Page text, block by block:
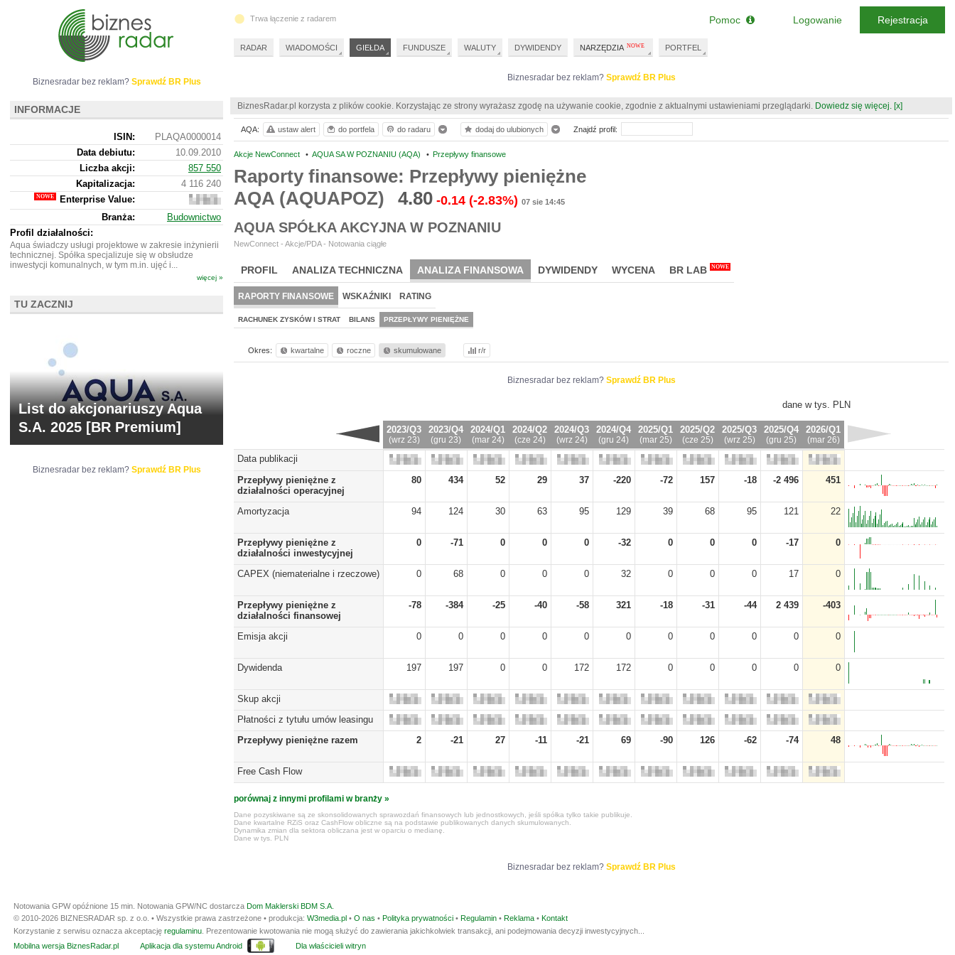
Biznesradar bez reklam? Sprawdź BR Plus
BiznesRadar.pl korzysta z plików cookie. Korzystając ze strony wyrażasz zgodę na używanie cookie, zgodnie z aktualnymi ustawieniami przeglądarki. Dowiedz się więcej. [x]
Akcje NewConnect • AQUA SA W POZNANIU (AQA) • Przepływy finansowe
Raporty finansowe: Przepływy pieniężne
AQA (AQUAPOZ)
4.80 -0.14 (-2.83%) 07 sie 14:45
AQUA SPÓŁKA AKCYJNA W POZNANIU
NewConnect - Akcje/PDA - Notowania ciągłe
PROFIL ANALIZA TECHNICZNA ANALIZA FINANSOWA DYWIDENDY WYCENA BR LAB NOWE
RAPORTY FINANSOWE WSKAŹNIKI RATING
RACHUNEK ZYSKÓW I STRAT BILANS PRZEPŁYWY PIENIĘŻNE
Okres: kwartalne roczne skumulowane r/r
Biznesradar bez reklam? Sprawdź BR Plus
dane w tys. PLN
2023/Q3
(wrz 23)
2023/Q4
(gru 23)
2024/Q1
(mar 24)
2024/Q2
(cze 24)
2024/Q3
(wrz 24)
2024/Q4
(gru 24)
2025/Q1
(mar 25)
2025/Q2
(cze 25)
2025/Q3
(wrz 25)
2025/Q4
(gru 25)
2026/Q1
(mar 26)
Data publikacji
Przepływy pieniężne z
działalności operacyjnej
80 434 52 29 37 -220 -72 157 -18 -2 496 451
Amortyzacja 94 124 30 63 95 129 39 68 95 121 22
Przepływy pieniężne z
działalności inwestycyjnej
0 -71 0 0 0 -32 0 0 0 -17 0
CAPEX (niematerialne i rzeczowe) 0 68 0 0 0 32 0 0 0 17 0
Przepływy pieniężne z
działalności finansowej
-78 -384 -25 -40 -58 321 -18 -31 -44 2 439 -403
Emisja akcji 0 0 0 0 0 0 0 0 0 0 0
Dywidenda 197 197 0 0 172 172 0 0 0 0 0
Skup akcji
Płatności z tytułu umów leasingu
Przepływy pieniężne razem
2 -21 27 -11 -21 69 -90 126 -62 -74 48
Free Cash Flow
porównaj z innymi profilami w branży »
Dane pozyskiwane są ze skonsolidowanych sprawozdań finansowych lub jednostkowych, jeśli spółka tylko takie publikuje.
Dane kwartalne RZiS oraz CashFlow obliczne są na podstawie publikowanych danych skumulowanych.
Dynamika zmian dla sektora obliczana jest w oparciu o medianę.
Dane w tys. PLN
Biznesradar bez reklam? Sprawdź BR Plus
AQA: ustaw alert do portfela do radaru dodaj do ulubionych Znajdź profil:
Biznesradar bez reklam? Sprawdź BR Plus
INFORMACJE
ISIN:
PLAQA0000014
Data debiutu:
10.09.2010
Liczba akcji:
857 550
Kapitalizacja:
4 116 240
Enterprise Value:
7
919
240
Branża:
Budownictwo
Profil działalności:
Aqua świadczy usługi projektowe w zakresie inżynierii
technicznej. Spółka specjalizuje się w obsłudze
inwestycji komunalnych, w tym m.in. ujęć i...
więcej »
TU ZACZNIJ
List do akcjonariuszy Aqua
S.A. 2025 [BR Premium]
Biznesradar bez reklam? Sprawdź BR Plus
Trwa łączenie z radarem
RADAR WIADOMOŚCI GIEŁDA FUNDUSZE WALUTY DYWIDENDY NARZĘDZIA PORTFEL
Pomoc Logowanie Rejestracja
Notowania GPW opóźnione 15 min. Notowania GPW/NC dostarcza Dom Maklerski BDM S.A.
© 2010-2026 BIZNESRADAR sp. z o.o. • Wszystkie prawa zastrzeżone • produkcja: W3media.pl • O nas • Polityka prywatności • Regulamin • Reklama • Kontakt
Korzystanie z serwisu oznacza akceptację regulaminu . Prezentowanie kwotowania nie mogą służyć do zawierania jakichkolwiek transakcji, ani podejmowania decyzji inwestycyjnych...
Mobilna wersja BiznesRadar.pl
Aplikacja dla systemu Android Dla właścicieli witryn